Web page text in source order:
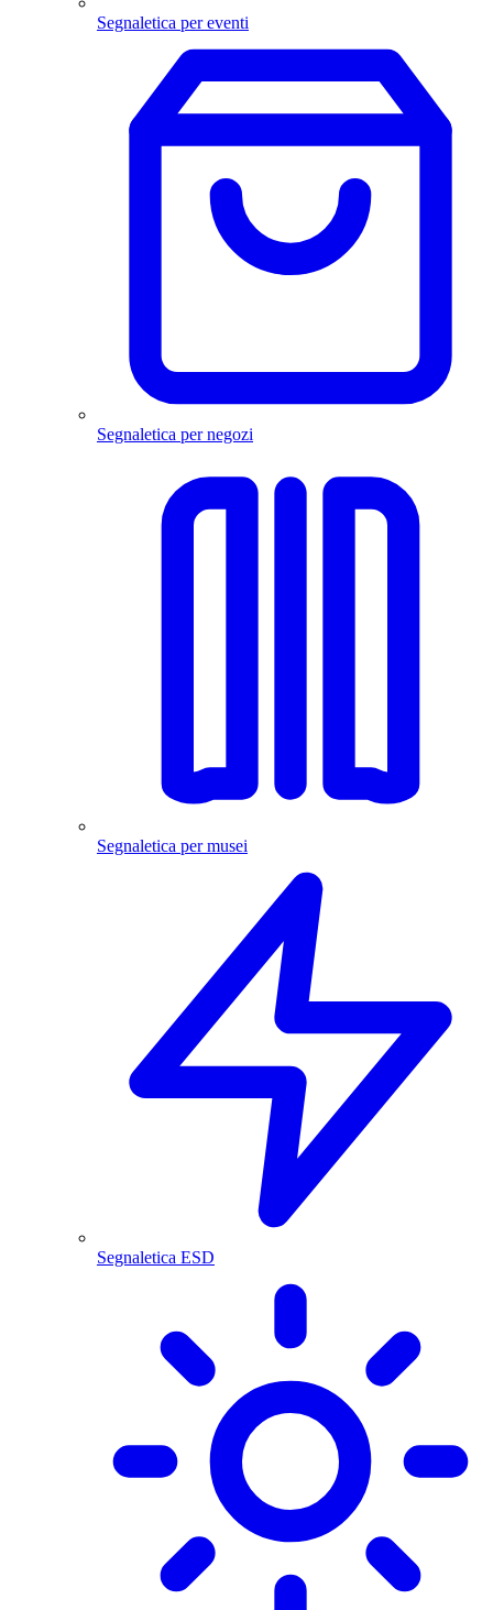
Segnaletica per eventi
Segnaletica per negozi
Segnaletica per musei
Segnaletica ESD